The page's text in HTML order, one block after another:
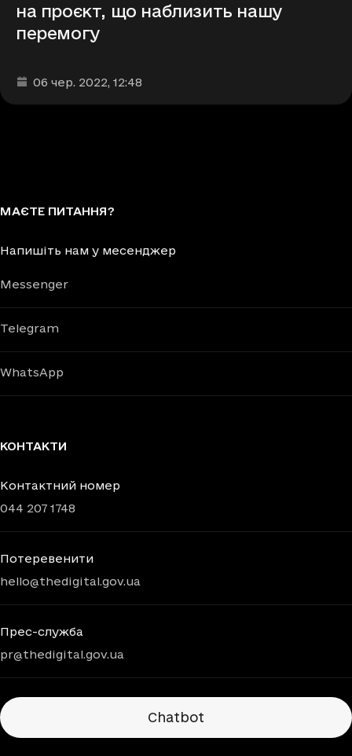
на проєкт, що наблизить нашу
перемогу
Дата та час публікації
06 чер. 2022, 12:48
МАЄТЕ ПИТАННЯ?
Напишіть нам у месенджер
Messenger
Telegram
WhatsApp
КОНТАКТИ
Контактний номер
044 207 1748
Потеревенити
hello@thedigital.gov.ua
Прес-служба
pr@thedigital.gov.ua
Chatbots
Chatbot